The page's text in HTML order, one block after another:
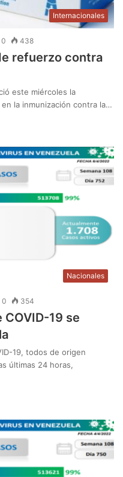
Internacionales
0 438
refuerzo contra
este miércoles la
la inmunización contra la…
Nacionales
0 354
19 se
19, todos de origen
últimas 24 horas,